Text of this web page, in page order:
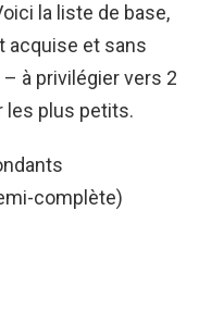
la liste de base,
acquise et sans
à privilégier vers 2
les plus petits.
complète)